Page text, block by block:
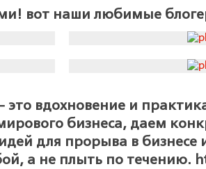
вот наши любимые
вдохновение и
бизнеса, даем
для прорыва в
а не плыть по